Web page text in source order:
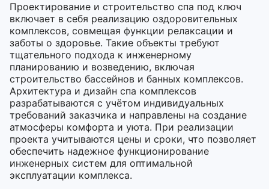
Проектирование и строительство спа под ключ
включает в себя реализацию оздоровительных
комплексов, совмещая функции релаксации и
заботы о здоровье. Такие объекты требуют
тщательного подхода к инженерному
планированию и возведению, включая
строительство бассейнов и банных комплексов.
Архитектура и дизайн спа комплексов
разрабатываются с учётом индивидуальных
требований заказчика и направлены на создание
атмосферы комфорта и уюта. При реализации
проекта учитываются цены и сроки, что позволяет
обеспечить надежное функционирование
инженерных систем для оптимальной
эксплуатации комплекса.